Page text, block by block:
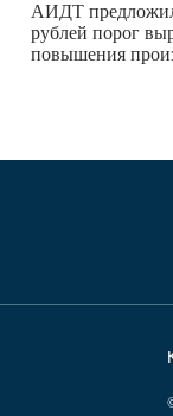
АИДТ
рублей порог
повышения